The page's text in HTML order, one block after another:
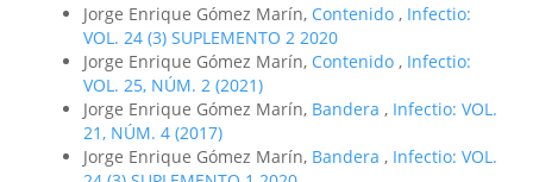
Jorge Enrique Gómez Marín, Contenido , Infectio:
VOL. 24 (3) SUPLEMENTO 2 2020
Jorge Enrique Gómez Marín, Contenido , Infectio:
VOL. 25, NÚM. 2 (2021)
Jorge Enrique Gómez Marín, Bandera , Infectio: VOL.
21, NÚM. 4 (2017)
Jorge Enrique Gómez Marín, Bandera , Infectio: VOL.